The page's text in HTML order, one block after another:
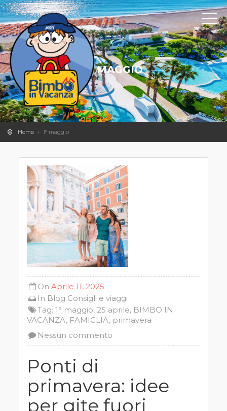
1° MAGGIO
Home 1° maggio
OnAprile 11, 2025
In Blog Consigli e viaggi
Tag:1° maggio, 25 aprile, BIMBO IN
VACANZA, FAMIGLIA, primavera
Nessun commento
Ponti di
primavera: idee
per gite fuori